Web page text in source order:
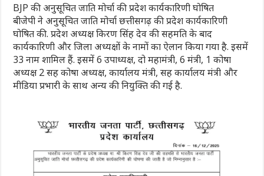
BJP की अनुसूचित जाति मोर्चा की प्रदेश कार्यकारिणी घोषित
बीजेपी ने अनुसूचित जाति मोर्चा छत्तीसगढ़ की प्रदेश कार्यकारिणी
घोषित की. प्रदेश अध्यक्ष किरण सिंह देव की सहमति के बाद
कार्यकारिणी और जिला अध्यक्षों के नामों का ऐलान किया गया है. इसमें
33 नाम शामिल हैं. इसमें 6 उपाध्यक्ष, दो महामंत्री, 6 मंत्री, 1 कोषा
अध्यक्ष 2 सह कोषा अध्यक्ष, कार्यालय मंत्री, सह कार्यालय मंत्री और
मीडिया प्रभारी के साथ अन्य की नियुक्ति की गई है.